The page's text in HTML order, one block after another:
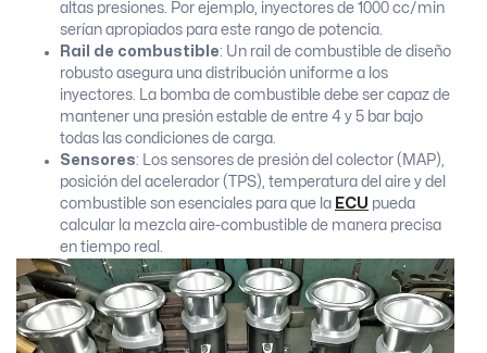
altas presiones. Por ejemplo, inyectores de 1000 cc/min
serían apropiados para este rango de potencia.
Rail de combustible: Un rail de combustible de diseño
robusto asegura una distribución uniforme a los
inyectores. La bomba de combustible debe ser capaz de
mantener una presión estable de entre 4 y 5 bar bajo
todas las condiciones de carga.
Sensores: Los sensores de presión del colector (MAP),
posición del acelerador (TPS), temperatura del aire y del
combustible son esenciales para que la ECU pueda
calcular la mezcla aire-combustible de manera precisa
en tiempo real.